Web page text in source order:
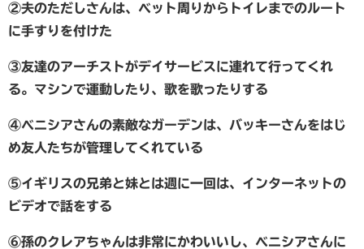
②夫のただしさんは、ベット周りからトイレまでのルート
に手すりを付けた
③友達のアーチストがデイサービスに連れて行ってくれ
る。マシンで運動したり、歌を歌ったりする
④ベニシアさんの素敵なガーデンは、バッキーさんをはじ
め友人たちが管理してくれている
⑤イギリスの兄弟と妹とは週に一回は、インターネットの
ビデオで話をする
⑥孫のクレアちゃんは非常にかわいいし、ベニシアさんに